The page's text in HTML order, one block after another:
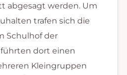
abgesagt werden. Um
trafen sich die
Schulhof der
dort einen
Kleingruppen